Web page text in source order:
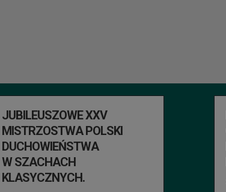
JUBILEUSZOWE XXV
MISTRZOSTWA POLSKI
DUCHOWIEŃSTWA
W SZACHACH
KLASYCZNYCH.